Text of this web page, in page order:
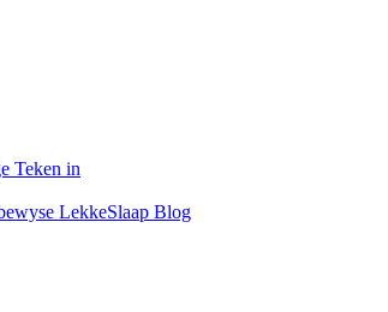
Teken in
LekkeSlaap Blog